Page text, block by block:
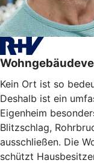
Kein Ort ist so
Deshalb ist ein
Eigenheim
Blitzschlag,
ausschließen. Die
schützt